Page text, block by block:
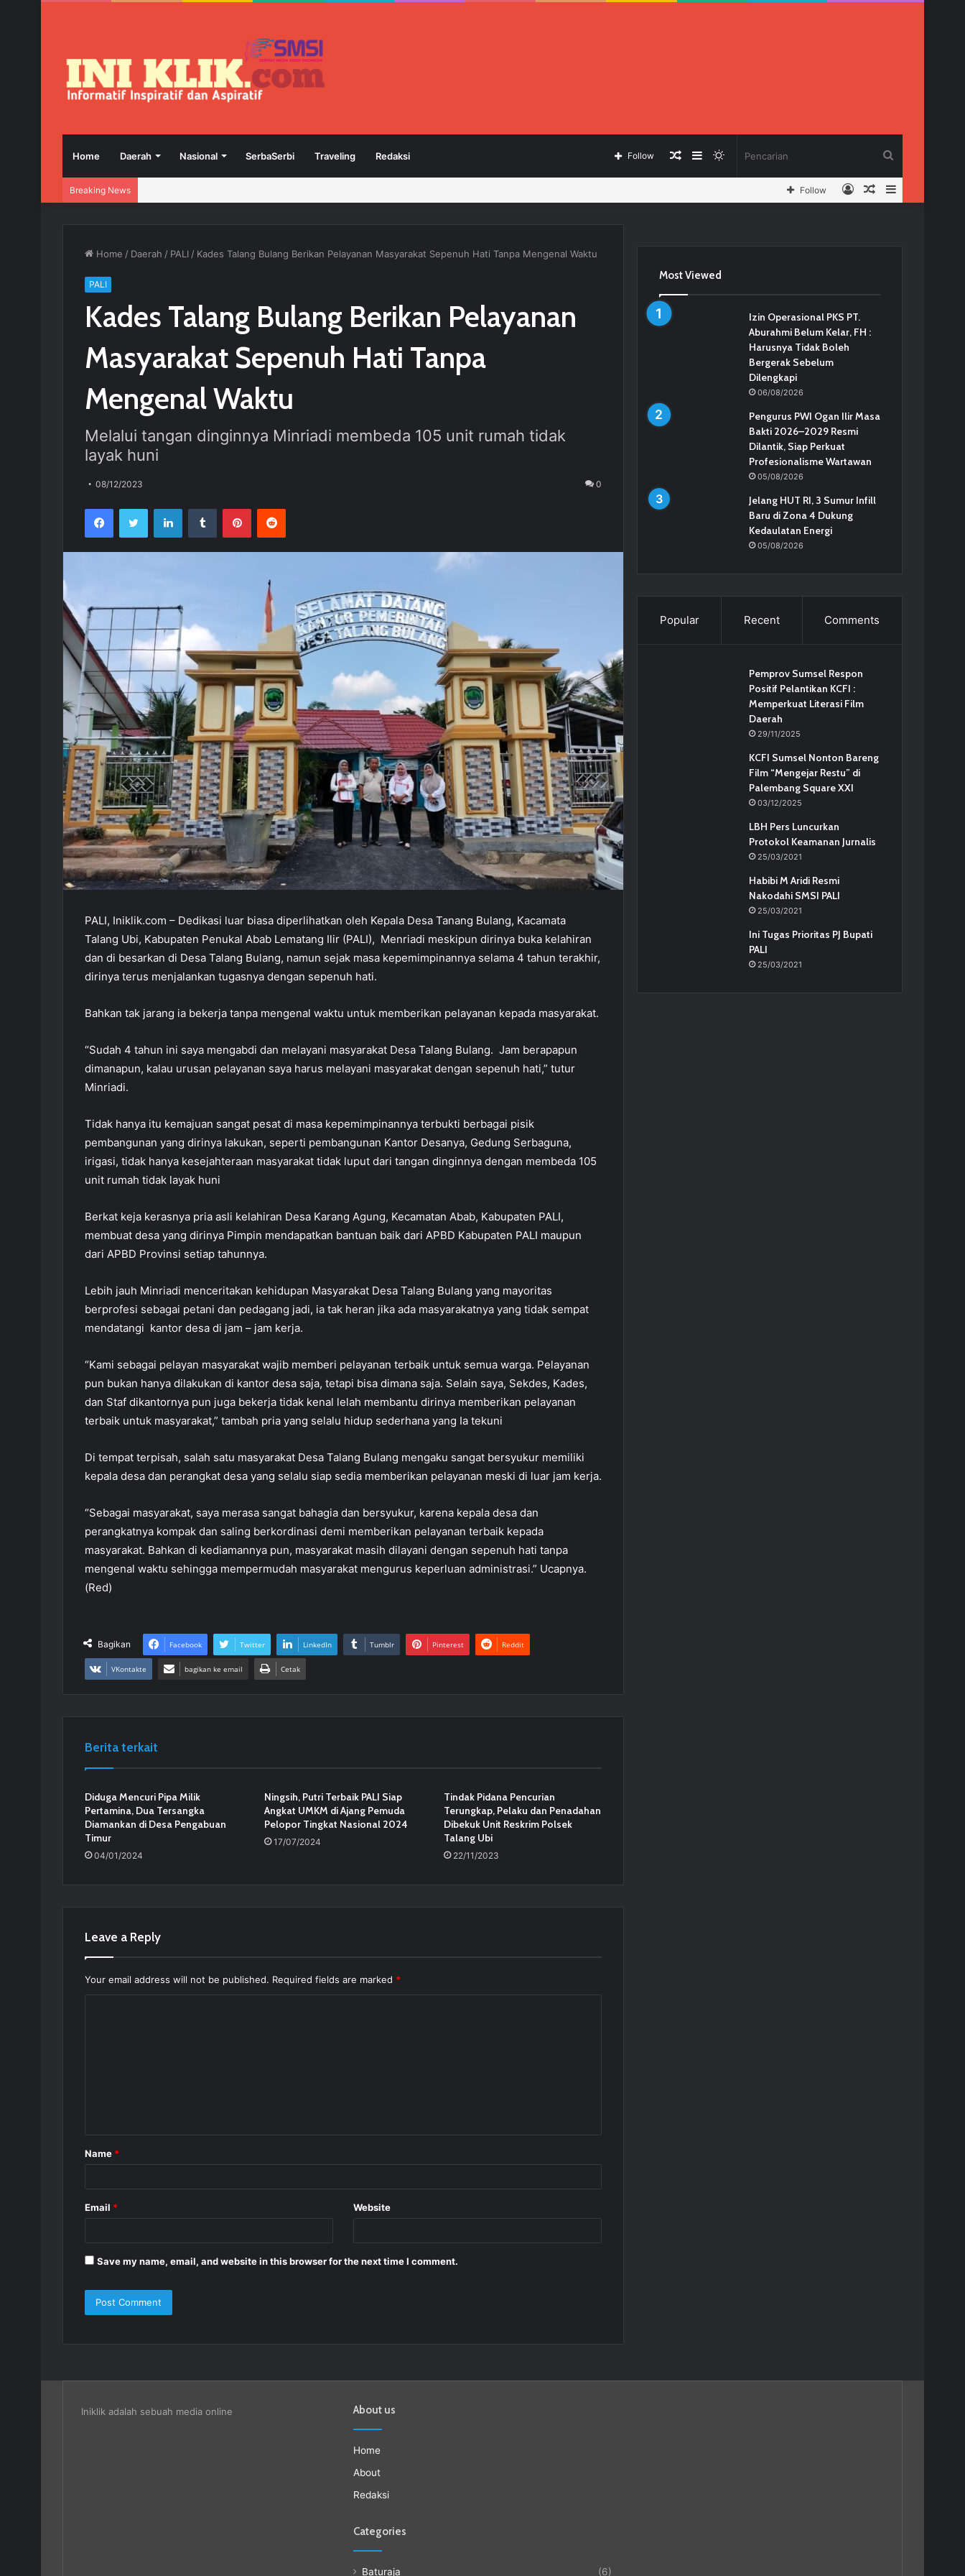
Home Daerah Nasional SerbaSerbi Traveling Redaksi Switch
Sidebar
Berita
Follow
Breaking News
Berita
Log
Follow
Home / Daerah / PALI / Kades Talang Bulang Berikan Pelayanan Masyarakat Sepenuh Hati Tanpa Mengenal Waktu
PALI
Kades Talang Bulang Berikan Pelayanan
Masyarakat Sepenuh Hati Tanpa
Mengenal Waktu
Melalui tangan dinginnya Minriadi membeda 105 unit rumah tidak
layak huni
08/12/2023 0
PALI, Iniklik.com – Dedikasi luar biasa diperlihatkan oleh Kepala Desa Tanang Bulang, Kacamata
Talang Ubi, Kabupaten Penukal Abab Lematang Ilir (PALI), Menriadi meskipun dirinya buka kelahiran
dan di besarkan di Desa Talang Bulang, namun sejak masa kepemimpinannya selama 4 tahun terakhir,
dirinya terus menjalankan tugasnya dengan sepenuh hati.
Bahkan tak jarang ia bekerja tanpa mengenal waktu untuk memberikan pelayanan kepada masyarakat.
“Sudah 4 tahun ini saya mengabdi dan melayani masyarakat Desa Talang Bulang. Jam berapapun
dimanapun, kalau urusan pelayanan saya harus melayani masyarakat dengan sepenuh hati,” tutur
Minriadi.
Tidak hanya itu kemajuan sangat pesat di masa kepemimpinannya terbukti berbagai pisik
pembangunan yang dirinya lakukan, seperti pembangunan Kantor Desanya, Gedung Serbaguna,
irigasi, tidak hanya kesejahteraan masyarakat tidak luput dari tangan dinginnya dengan membeda 105
unit rumah tidak layak huni
Berkat keja kerasnya pria asli kelahiran Desa Karang Agung, Kecamatan Abab, Kabupaten PALI,
membuat desa yang dirinya Pimpin mendapatkan bantuan baik dari APBD Kabupaten PALI maupun
dari APBD Provinsi setiap tahunnya.
Lebih jauh Minriadi menceritakan kehidupan Masyarakat Desa Talang Bulang yang mayoritas
berprofesi sebagai petani dan pedagang jadi, ia tak heran jika ada masyarakatnya yang tidak sempat
mendatangi kantor desa di jam – jam kerja.
“Kami sebagai pelayan masyarakat wajib memberi pelayanan terbaik untuk semua warga. Pelayanan
pun bukan hanya dilakukan di kantor desa saja, tetapi bisa dimana saja. Selain saya, Sekdes, Kades,
dan Staf dikantornya pun juga bekerja tidak kenal lelah membantu dirinya memberikan pelayanan
terbaik untuk masyarakat,” tambah pria yang selalu hidup sederhana yang Ia tekuni
Di tempat terpisah, salah satu masyarakat Desa Talang Bulang mengaku sangat bersyukur memiliki
kepala desa dan perangkat desa yang selalu siap sedia memberikan pelayanan meski di luar jam kerja.
“Sebagai masyarakat, saya merasa sangat bahagia dan bersyukur, karena kepala desa dan
perangkatnya kompak dan saling berkordinasi demi memberikan pelayanan terbaik kepada
masyarakat. Bahkan di kediamannya pun, masyarakat masih dilayani dengan sepenuh hati tanpa
mengenal waktu sehingga mempermudah masyarakat mengurus keperluan administrasi.” Ucapnya.
(Red)
Bagikan Facebook Twitter LinkedIn Tumblr Pinterest Reddit
VKontakte bagikan ke email Cetak
Berita terkait
Diduga Mencuri Pipa Milik
Pertamina, Dua Tersangka
Diamankan di Desa Pengabuan
Timur
04/01/2024
Ningsih, Putri Terbaik PALI Siap
Angkat UMKM di Ajang Pemuda
Pelopor Tingkat Nasional 2024
17/07/2024
Tindak Pidana Pencurian
Terungkap, Pelaku dan Penadahan
Dibekuk Unit Reskrim Polsek
Talang Ubi
22/11/2023
Leave a Reply
Your email address will not be published. Required fields are marked *
*
Name *
Email * Website
Save my name, email, and website in this browser for the next time I comment.
Most Viewed
Izin Operasional PKS PT.
Aburahmi Belum Kelar, FH :
Harusnya Tidak Boleh
Bergerak Sebelum
Dilengkapi
06/08/2026
Pengurus PWI Ogan Ilir Masa
Bakti 2026–2029 Resmi
Dilantik, Siap Perkuat
Profesionalisme Wartawan
05/08/2026
Jelang HUT RI, 3 Sumur Infill
Baru di Zona 4 Dukung
Kedaulatan Energi
05/08/2026
Popular Recent Comments
Pemprov Sumsel Respon
Positif Pelantikan KCFI :
Memperkuat Literasi Film
Daerah
29/11/2025
KCFI Sumsel Nonton Bareng
Film “Mengejar Restu” di
Palembang Square XXI
03/12/2025
LBH Pers Luncurkan
Protokol Keamanan Jurnalis
25/03/2021
Habibi M Aridi Resmi
Nakodahi SMSI PALI
25/03/2021
Ini Tugas Prioritas PJ Bupati
PALI
25/03/2021
Iniklik adalah sebuah media online About us
Home
About
Redaksi
Categories
Baturaja (6)